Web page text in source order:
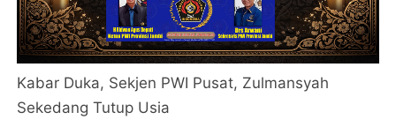
Kabar Duka, Sekjen PWI Pusat, Zulmansyah
Sekedang Tutup Usia